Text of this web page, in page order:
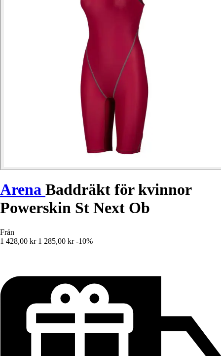
Arena Baddräkt för kvinnor
Powerskin St Next Ob
Från
1 428,00 kr 1 285,00 kr -10%